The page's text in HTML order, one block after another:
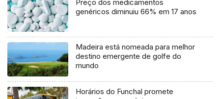
Preço dos medicamentos
genéricos diminuiu 66% em 17 anos
Madeira está nomeada para melhor
destino emergente de golfe do
mundo
Horários do Funchal promete